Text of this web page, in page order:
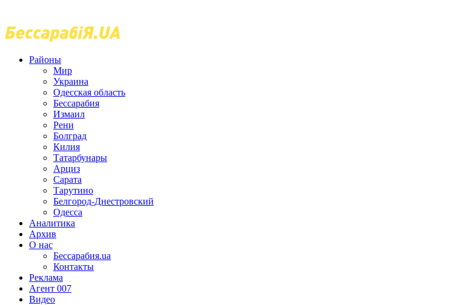
Районы
Мир
Украина
Одесская область
Бессарабия
Измаил
Рени
Болград
Килия
Татарбунары
Арциз
Сарата
Тарутино
Белгород-Днестровский
Одесса
Аналитика
Архив
О нас
Бессарабия.ua
Контакты
Реклама
Агент 007
Видео